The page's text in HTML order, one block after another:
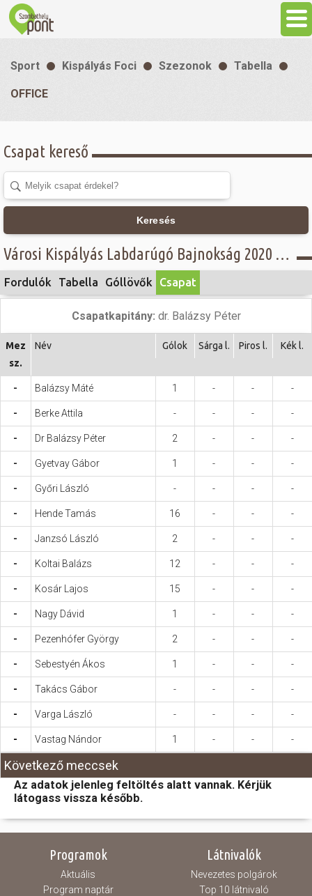
Programok
Gasztronómia
Sport
Szabadidő
Hasznos
Sport Kispályás Foci Szezonok Tabella
OFFICE
Csapat kereső
Keresés
Városi Kispályás Labdarúgó Bajnokság 2020 - C. csoport - OFFICE
Fordulók Tabella Góllövők Csapat
Csapatkapitány: dr. Balázsy Péter
Mez
sz.
Név Gólok Sárga l. Piros l. Kék l.
- Balázsy Máté 1 - - -
- Berke Attila - - - -
- Dr Balázsy Péter 2 - - -
- Gyetvay Gábor 1 - - -
- Győri László - - - -
- Hende Tamás 16 - - -
- Janzsó László 2 - - -
- Koltai Balázs 12 - - -
- Kosár Lajos 15 - - -
- Nagy Dávid 1 - - -
- Pezenhófer György 2 - - -
- Sebestyén Ákos 1 - - -
- Takács Gábor - - - -
- Varga László - - - -
- Vastag Nándor 1 - - -
Következő meccsek
Az adatok jelenleg feltöltés alatt vannak. Kérjük
látogass vissza később.
Programok
Aktuális
Program naptár
Látnivalók
Nevezetes polgárok
Top 10 látnivaló